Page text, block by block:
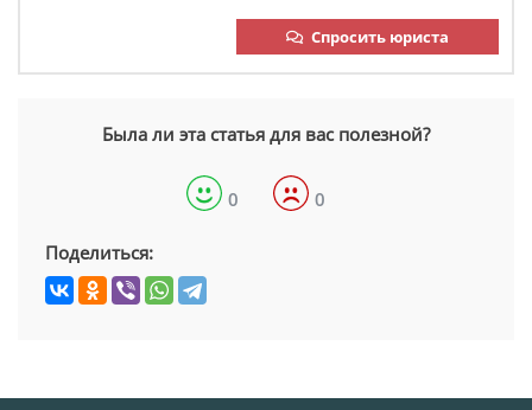
Спросить юриста
Была ли эта статья для вас полезной?
0 0
Поделиться: